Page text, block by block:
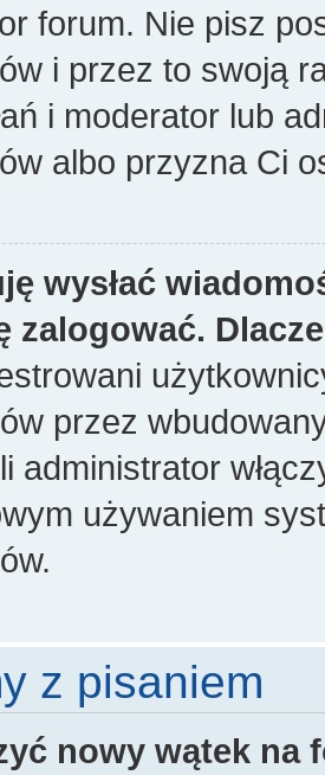
forum. Nie pisz
i przez to swoją
i moderator lub
albo przyzna Ci
wysłać
zalogować.
przez
administrator
używaniem
z pisaniem
nowy wątek na